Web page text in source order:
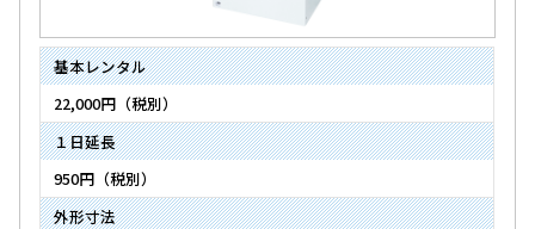
基本レンタル
22,000円（税別）
１日延長
950円（税別）
外形寸法